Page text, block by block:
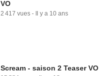
VO
2 417 vues - Il y a 10 ans
Scream - saison 2 Teaser VO